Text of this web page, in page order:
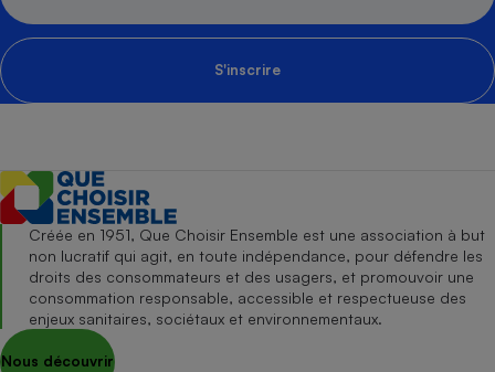
S'inscrire
Créée en 1951, Que Choisir Ensemble est une association à but
non lucratif qui agit, en toute indépendance, pour défendre les
droits des consommateurs et des usagers, et promouvoir une
consommation responsable, accessible et respectueuse des
enjeux sanitaires, sociétaux et environnementaux.
Nous découvrir